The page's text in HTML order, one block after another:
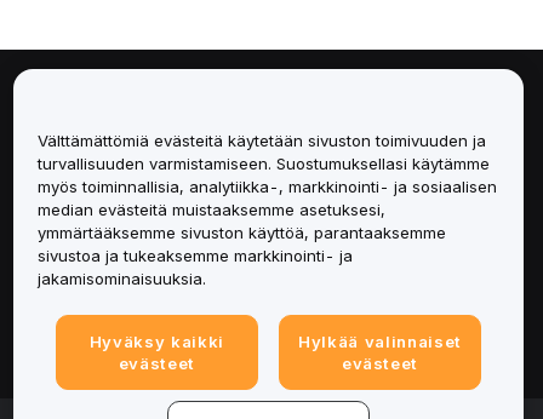
Palvelut
Tuki
Tuotteet
Lakiasiat
Välttämättömiä evästeitä käytetään sivuston toimivuuden ja
turvallisuuden varmistamiseen. Suostumuksellasi käytämme
myös toiminnallisia, analytiikka-, markkinointi- ja sosiaalisen
median evästeitä muistaaksemme asetuksesi,
ymmärtääksemme sivuston käyttöä, parantaaksemme
sivustoa ja tukeaksemme markkinointi- ja
jakamisominaisuuksia.
Hyväksy kaikki
evästeet
Hylkää valinnaiset
evästeet